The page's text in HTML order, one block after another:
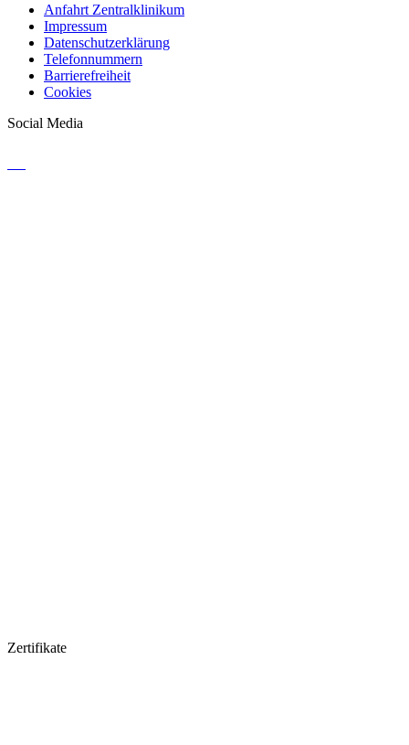
Anfahrt Zentralklinikum
Impressum
Datenschutzerklärung
Telefonnummern
Barrierefreiheit
Cookies
Social Media
Zertifikate